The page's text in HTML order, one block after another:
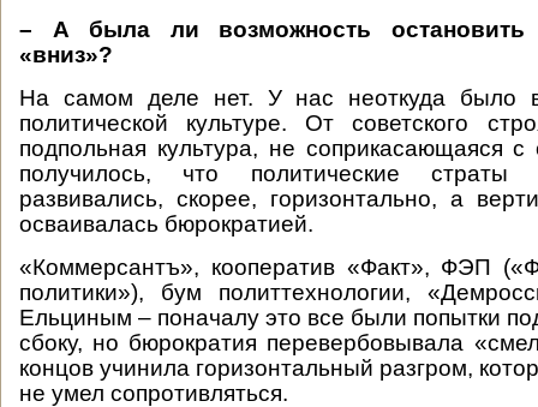
– А была ли возможность остановить
«вниз»?
На самом деле нет. У нас неоткуда было
политической культуре. От советского
подпольная культура, не соприкасающаяся
получилось, что политические страты
развивались, скорее, горизонтально, а
осваивалась бюрократией.
«Коммерсантъ», кооператив «Факт», ФЭП
политики»), бум политтехнологии,
Ельциным – поначалу это все были попытки
сбоку, но бюрократия перевербовывала
концов учинила горизонтальный разгром,
не умел сопротивляться.